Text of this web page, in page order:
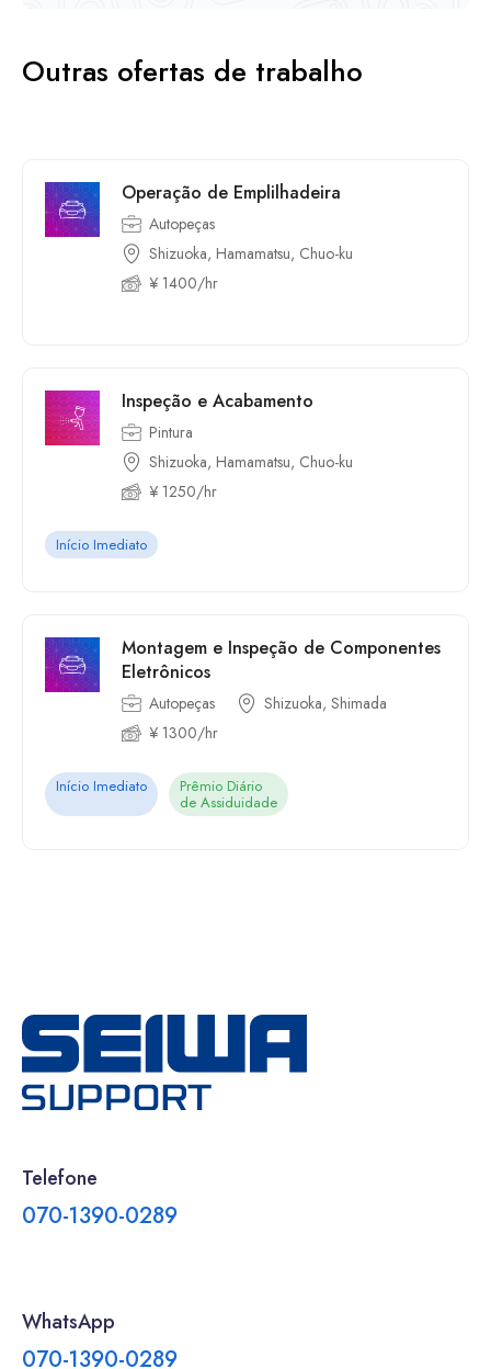
Outras ofertas de trabalho
Operação de Emplilhadeira
Autopeças
Shizuoka, Hamamatsu, Chuo-ku
¥ 1400/hr
Inspeção e Acabamento
Pintura
Shizuoka, Hamamatsu, Chuo-ku
¥ 1250/hr
Início Imediato
Montagem e Inspeção de Componentes
Eletrônicos
Autopeças
Shizuoka, Shimada
¥ 1300/hr
Início Imediato Prêmio Diário
de Assiduidade
Telefone
070-1390-0289
WhatsApp
070-1390-0289